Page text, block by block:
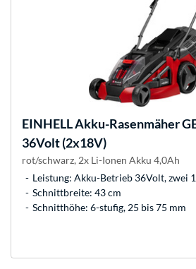
EINHELLAkku-Rasenmäher
36Volt (2x18V)
rot/schwarz, 2x Li-Ionen Akku 4,0Ah
Leistung: Akku-Betrieb 36Volt, zwei
Schnittbreite: 43 cm
Schnitthöhe: 6-stufig, 25 bis 75 mm